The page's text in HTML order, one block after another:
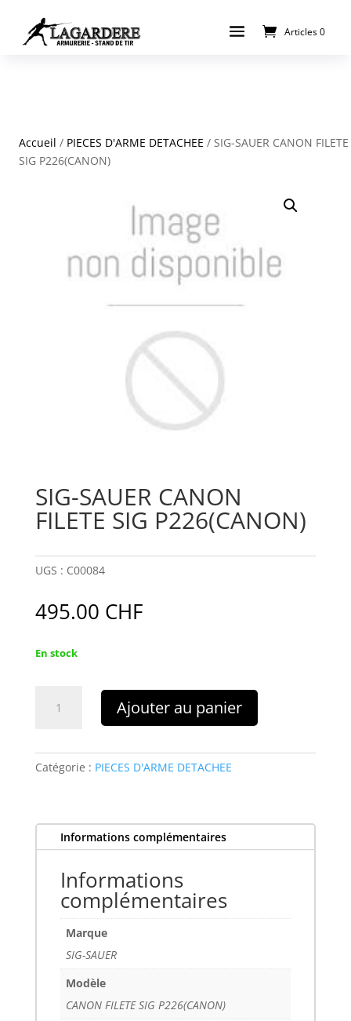
Articles 0
Accueil / PIECES D'ARME DETACHEE / SIG-SAUER CANON FILETE
SIG P226(CANON)
SIG-SAUER CANON
FILETE SIG P226(CANON)
UGS : C00084
495.00 CHF
En stock
CANON
P226(CANON)
Ajouter au panier
Catégorie : PIECES D'ARME DETACHEE
Informations complémentaires
Informations
complémentaires
Marque
SIG-SAUER
Modèle
CANON FILETE SIG P226(CANON)